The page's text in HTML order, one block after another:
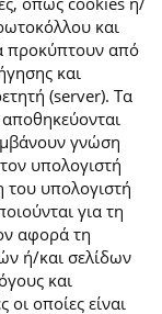
και
προκύπτουν από
και
(server). Τα
γνώση
υπολογιστή
του υπολογιστή
για τη
αφορά τη
ή/και σελίδων
και
οι οποίες είναι